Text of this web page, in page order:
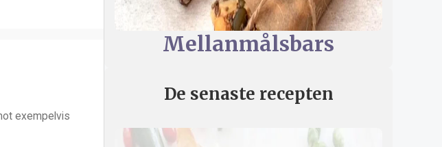
exempelvis
Mellanmålsbars
De senaste recepten